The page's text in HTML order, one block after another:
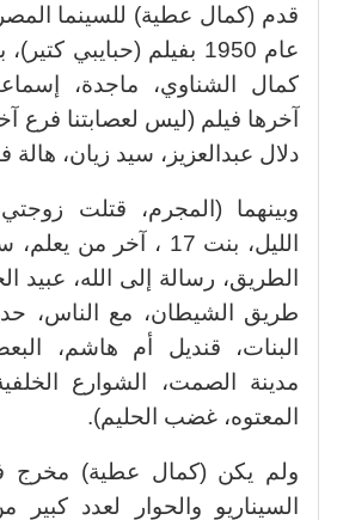
عام 1950 بفيلم (حبايبي
كمال الشناوي، ماجدة،
آخرها فيلم (ليس لعصابتنا فرع
دلال عبدالعزيز، سيد زيان، هالة
وبينهما (المجرم، قتلت
الليل، بنت 17 ، آخر من
الطريق، رسالة إلى الله، عبيد
طريق الشيطان، مع الناس،
البنات، قنديل أم هاشم،
مدينة الصمت، الشوارع
المعتوه، غضب الحليم).
ولم يكن (كمال عطية) مخرج
السيناريو والحوار لعدد كبير